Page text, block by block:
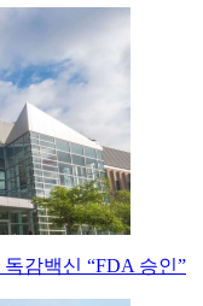
독감백신 “FDA 승인”